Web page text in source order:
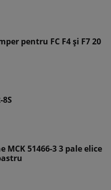
pentru FC F4 și F7 20
MCK 51466-3 3 pale elice